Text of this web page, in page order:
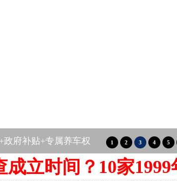
宣教行动
立时间？10家